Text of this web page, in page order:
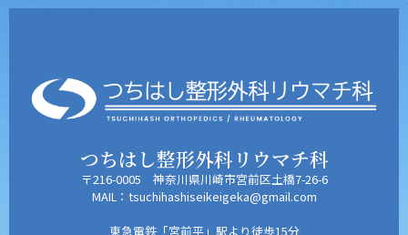
つちはし整形外科リウマチ科
〒216-0005 神奈川県川崎市宮前区土橋7-26-6
MAIL：tsuchihashiseikeigeka@gmail.com
東急電鉄「宮前平」駅より徒歩15分